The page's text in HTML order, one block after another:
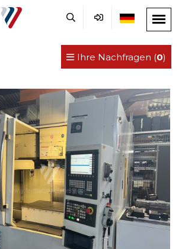
Ihre Nachfragen (0)